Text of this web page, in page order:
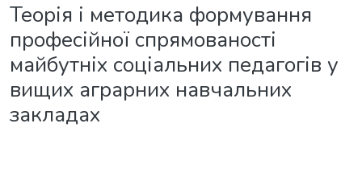
Теорія і методика формування
професійної спрямованості
майбутніх соціальних педагогів у
вищих аграрних навчальних
закладах